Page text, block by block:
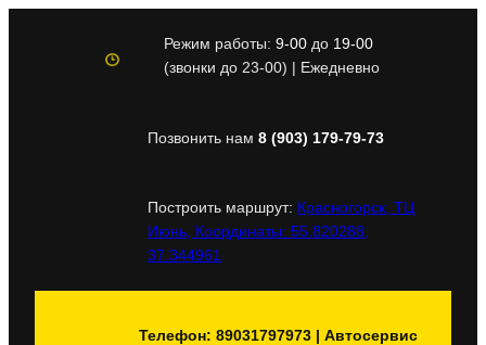
содержимому
Режим работы: 9-00до 19-00
(звонки до 23-00) | Ежедневно
Позвонить нам 8 (903) 179-79-73
Построить маршрут: Красногорск, ТЦ
Июнь, Координаты: 55.820288,
37.344961
Телефон: 89031797973 | Автосервис